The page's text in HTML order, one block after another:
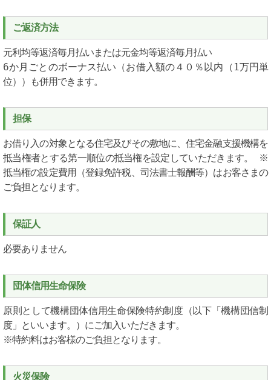
ご返済方法
元利均等返済毎月払いまたは元金均等返済毎月払い
6か月ごとのボーナス払い（お借入額の４０％以内（1万円単
位））も併用できます。
担保
お借り入の対象となる住宅及びその敷地に、住宅金融支援機構を
抵当権者とする第一順位の抵当権を設定していただきます。 ※
抵当権の設定費用（登録免許税、司法書士報酬等）はお客さまの
ご負担となります。
保証人
必要ありません
団体信用生命保険
原則として機構団体信用生命保険特約制度（以下「機構団信制
度」といいます。）にご加入いただきます。
※特約料はお客様のご負担となります。
火災保険